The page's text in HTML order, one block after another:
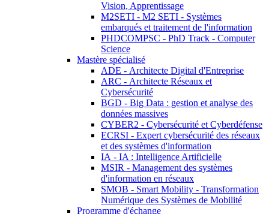
Vision, Apprentissage
M2SETI - M2 SETI - Systèmes
embarqués et traitement de l'information
PHDCOMPSC - PhD Track - Computer
Science
Mastère spécialisé
ADE - Architecte Digital d'Entreprise
ARC - Architecte Réseaux et
Cybersécurité
BGD - Big Data : gestion et analyse des
données massives
CYBER2 - Cybersécurité et Cyberdéfense
ECRSI - Expert cybersécurité des réseaux
et des systèmes d'information
IA - IA : Intelligence Artificielle
MSIR - Management des systèmes
d'information en réseaux
SMOB - Smart Mobility - Transformation
Numérique des Systèmes de Mobilité
Programme d'échange